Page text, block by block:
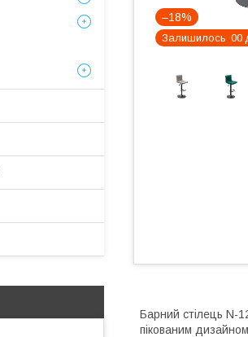
–18%
Залишилось 00
Барний стілець N-
пікованим